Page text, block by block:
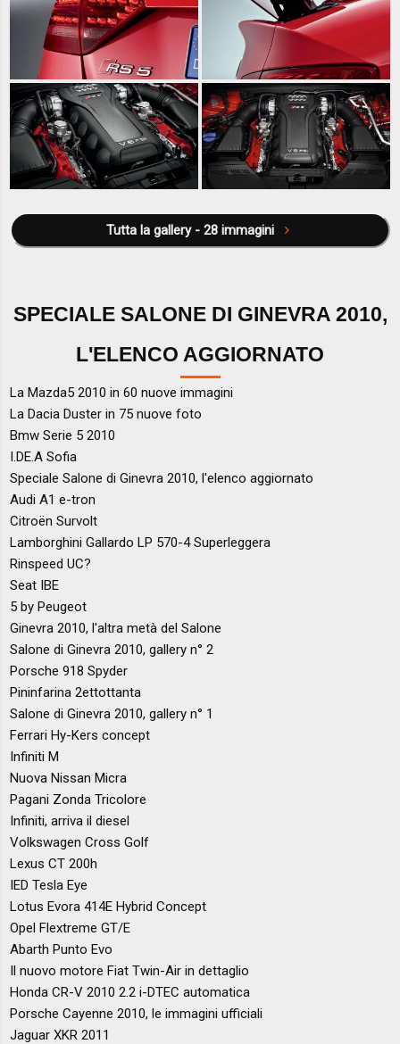
Tutta la gallery - 28 immagini
SPECIALE SALONE DI GINEVRA 2010,
L'ELENCO AGGIORNATO
La Mazda5 2010 in 60 nuove immagini
La Dacia Duster in 75 nuove foto
Bmw Serie 5 2010
I.DE.A Sofia
Speciale Salone di Ginevra 2010, l'elenco aggiornato
Audi A1 e-tron
Citroën Survolt
Lamborghini Gallardo LP 570-4 Superleggera
Rinspeed UC?
Seat IBE
5 by Peugeot
Ginevra 2010, l'altra metà del Salone
Salone di Ginevra 2010, gallery n° 2
Porsche 918 Spyder
Pininfarina 2ettottanta
Salone di Ginevra 2010, gallery n° 1
Ferrari Hy-Kers concept
Infiniti M
Nuova Nissan Micra
Pagani Zonda Tricolore
Infiniti, arriva il diesel
Volkswagen Cross Golf
Lexus CT 200h
IED Tesla Eye
Lotus Evora 414E Hybrid Concept
Opel Flextreme GT/E
Abarth Punto Evo
Il nuovo motore Fiat Twin-Air in dettaglio
Honda CR-V 2010 2.2 i-DTEC automatica
Porsche Cayenne 2010, le immagini ufficiali
Jaguar XKR 2011